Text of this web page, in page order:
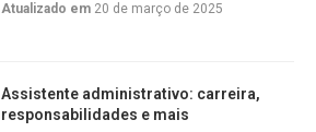
Atualizado em 20 de março de 2025
Assistente administrativo: carreira,
responsabilidades e mais